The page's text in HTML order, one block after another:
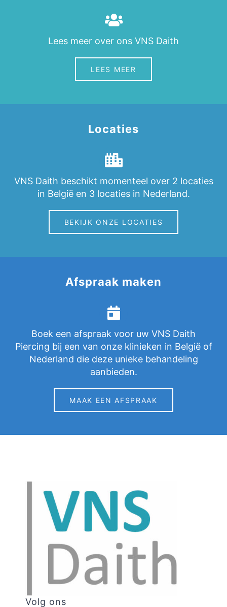
Lees meer over ons VNS Daith
LEES MEER
Locaties
VNS Daith beschikt momenteel over 2 locaties
in België en 3 locaties in Nederland.
BEKIJK ONZE LOCATIES
Afspraak maken
Boek een afspraak voor uw VNS Daith
Piercing bij een van onze klinieken in België of
Nederland die deze unieke behandeling
aanbieden.
MAAK EEN AFSPRAAK
Volg ons